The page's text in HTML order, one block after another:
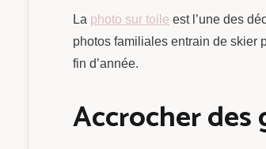
La photo sur toile est l’une des
photos familiales entrain de skier
fin d’année.
Accrocher des